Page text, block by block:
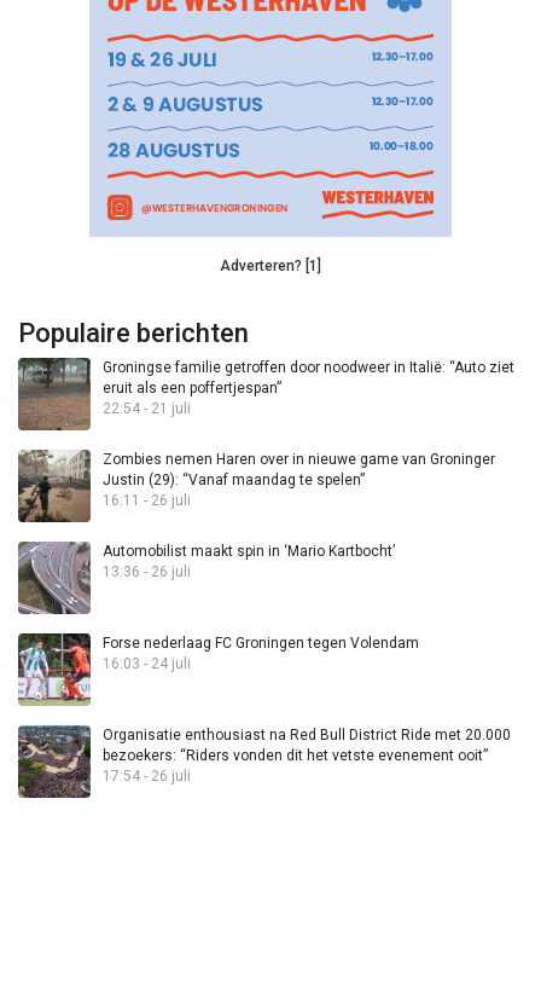
Adverteren? [1]
Populaire berichten
Groningse familie getroffen door noodweer in Italië: “Auto ziet
eruit als een poffertjespan”
22:54 - 21 juli
Zombies nemen Haren over in nieuwe game van Groninger
Justin (29): “Vanaf maandag te spelen”
16:11 - 26 juli
Automobilist maakt spin in ‘Mario Kartbocht’
13:36 - 26 juli
Forse nederlaag FC Groningen tegen Volendam
16:03 - 24 juli
Organisatie enthousiast na Red Bull District Ride met 20.000
bezoekers: “Riders vonden dit het vetste evenement ooit”
17:54 - 26 juli